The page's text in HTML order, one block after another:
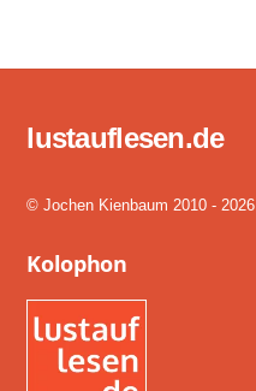
lustauflesen.de
© Jochen Kienbaum 2010 - 2026
Kolophon